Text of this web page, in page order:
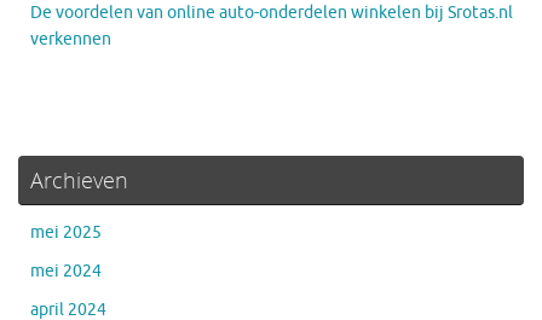
De voordelen van online auto-onderdelen winkelen bij Srotas.nl
verkennen
Archieven
mei 2025
mei 2024
april 2024